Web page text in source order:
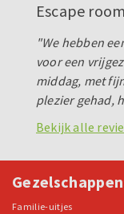
Escape
"We hebben
voor een
middag, met
plezier gehad,
Bekijk alle
Familie-uitjes